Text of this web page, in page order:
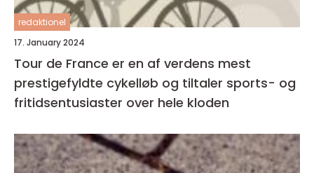
redaktionel
17. January 2024
Tour de France er en af verdens mest
prestigefyldte cykelløb og tiltaler sports- og
fritidsentusiaster over hele kloden